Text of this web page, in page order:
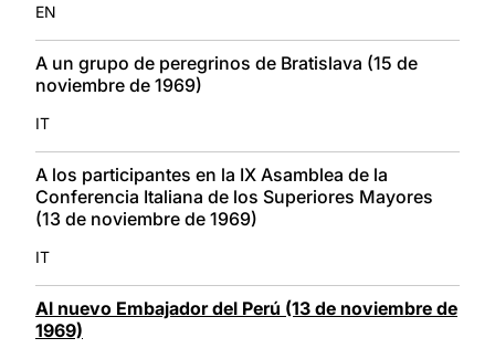
EN
A un grupo de peregrinos de Bratislava (15 de
noviembre de 1969)
IT
A los participantes en la IX Asamblea de la
Conferencia Italiana de los Superiores Mayores
(13 de noviembre de 1969)
IT
Al nuevo Embajador del Perú (13 de noviembre de
1969)